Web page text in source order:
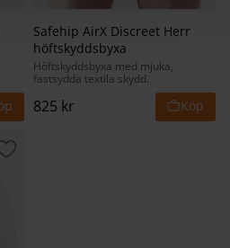
Safehip AirX Discreet Herr
höftskyddsbyxa
Höftskyddsbyxa med mjuka,
fastsydda textila skydd.
825 kr
Lägg till i favoriter